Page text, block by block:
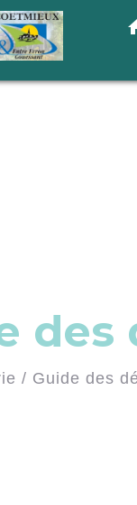
des
/ Guide des